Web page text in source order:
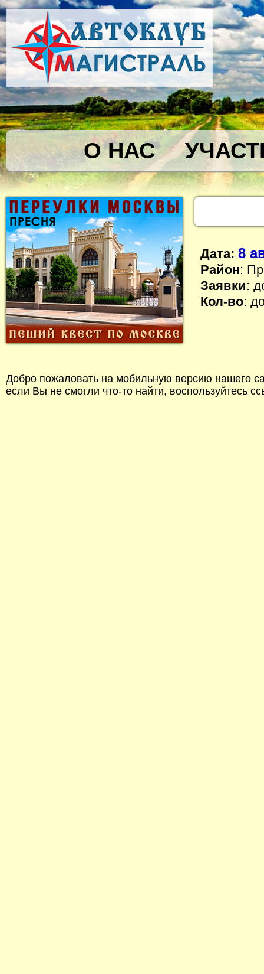
О НАС
Дата: 8
Район:
Заявки:
Кол-во:
Добро пожаловать на мобильную версию нашего
если Вы не смогли что-то найти, воспользуйтесь